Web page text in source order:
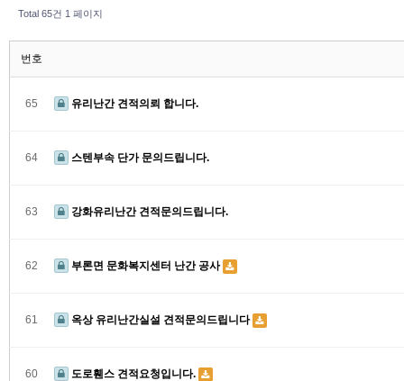
Total 65건 1 페이지
번호
65 유리난간 견적의뢰 합니다.
64 스텐부속 단가 문의드립니다.
63 강화유리난간 견적문의드립니다.
62 부론면 문화복지센터 난간 공사
61 옥상 유리난간실설 견적문의드립니다
60 도로휀스 견적요청입니다.